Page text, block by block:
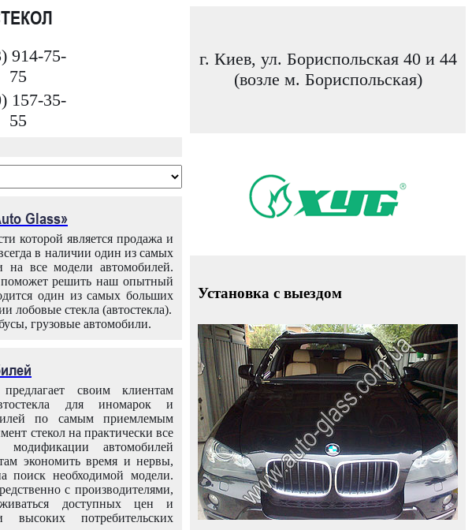
914-75-
75
157-35-
55
г. Киев, ул. Бориспольская 40 и 44
(возле м. Бориспольская)
Glass»
которой является продажа и
в наличии один из самых
на все модели автомобилей.
поможет решить наш опытный
один из самых больших
лобовые стекла (автостекла).
грузовые автомобили.
предлагает своим клиентам
для иномарок и
по самым приемлемым
стекол на практически все
автомобилей
экономить время и нервы,
поиск необходимой модели.
с производителями,
доступных цен и
потребительских
Установка с выездом